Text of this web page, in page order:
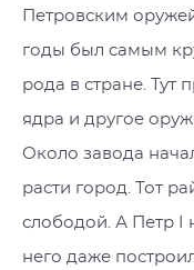
Петровским
годы был самым
рода в стране. Тут
ядра и другое
Около завода
расти город. Тот
слободой. А Петр I
него даже